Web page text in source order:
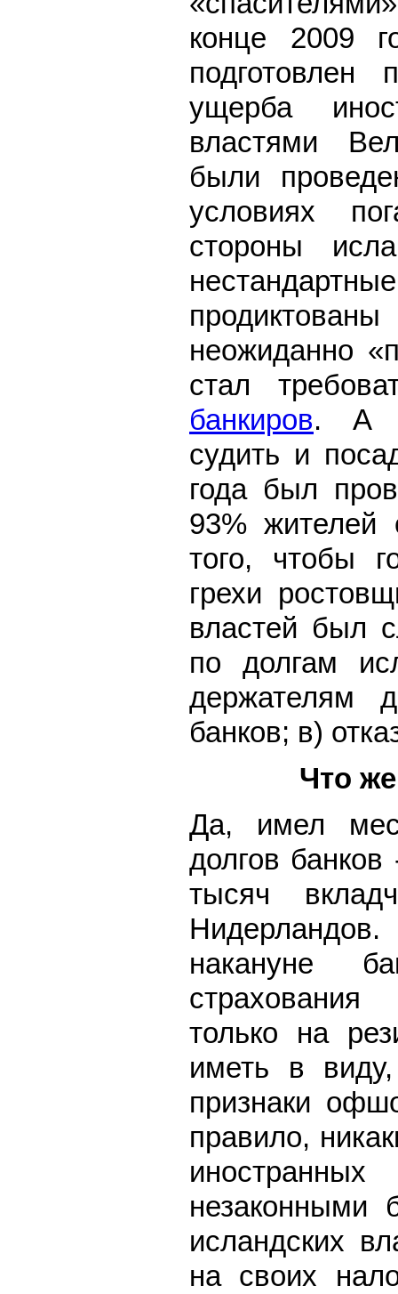
конце 2009
подготовлен
ущерба
властями
были
условиях
стороны
неожиданно
стал
банкиров. А
судить и
года был
93% жителей
того, чтобы
грехи
властей был
по долгам
держателям
банков; в)
Что
Да, имел
долгов
тысяч
накануне
только на
иметь в
признаки
правило,
незаконными
исландских
на своих